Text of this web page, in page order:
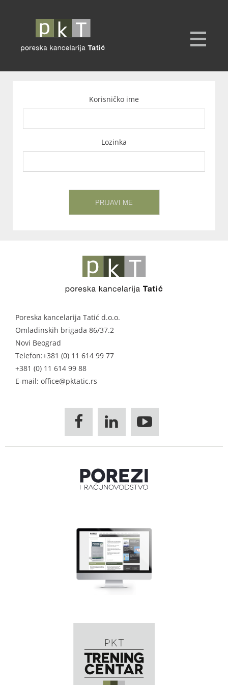
Korisničko ime
Lozinka
Poreska kancelarija Tatić d.o.o.
Omladinskih brigada 86/37.2
Novi Beograd
Telefon:+381 (0) 11 614 99 77
+381 (0) 11 614 99 88
E-mail: office@pktatic.rs
  